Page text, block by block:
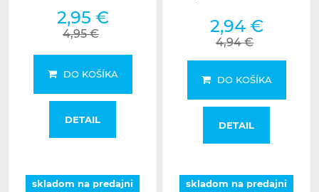
2,95 €
4,95 €
DO KOŠÍKA
DETAIL
skladom na predajni
2,94 €
4,94 €
DO KOŠÍKA
DETAIL
skladom na predajni